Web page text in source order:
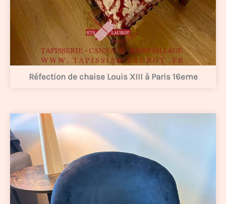
Réfection de chaise Louis XIII à Paris 16eme